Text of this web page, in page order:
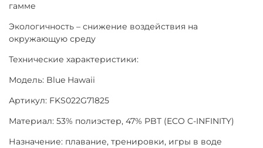
гамме
Экологичность – снижение воздействия на
окружающую среду
Технические характеристики:
Модель: Blue Hawaii
Артикул: FKS022G71825
Материал: 53% полиэстер, 47% PBT (ECO C-INFINITY)
Назначение: плавание, тренировки, игры в воде